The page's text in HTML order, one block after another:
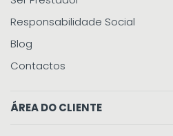
Responsabilidade Social
Blog
Contactos
ÁREA DO CLIENTE